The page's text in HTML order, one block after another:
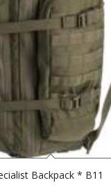
Backpack * B11